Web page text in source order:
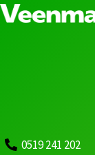
0519 241 202